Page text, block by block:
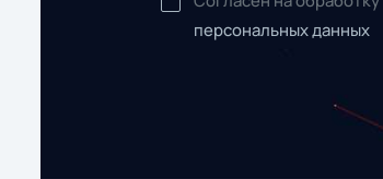
персональных данных